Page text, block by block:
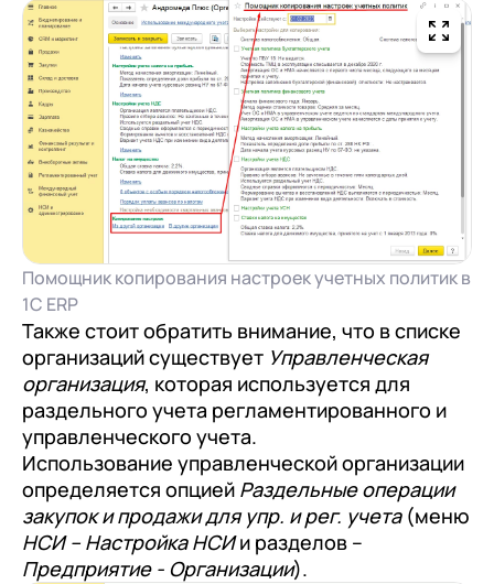
Помощник копирования настроек учетных политик в
1С ERP
Также стоит обратить внимание, что в списке
организаций существует Управленческая
организация, которая используется для
раздельного учета регламентированного и
управленческого учета.
Использование управленческой организации
определяется опцией Раздельные операции
закупок и продажи для упр. и рег. учета(меню
НСИ – Настройка НСИи разделов –
Предприятие - Организации).